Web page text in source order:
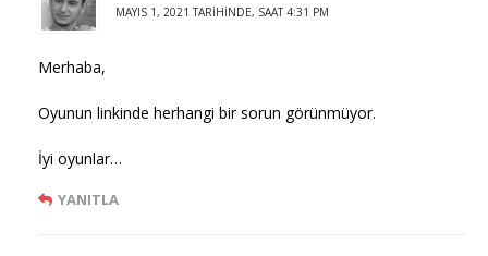
MAYIS 1, 2021 TARIHINDE, SAAT 4:31 PM
Merhaba,
Oyunun linkinde herhangi bir sorun görünmüyor.
İyi oyunlar…
YANITLA